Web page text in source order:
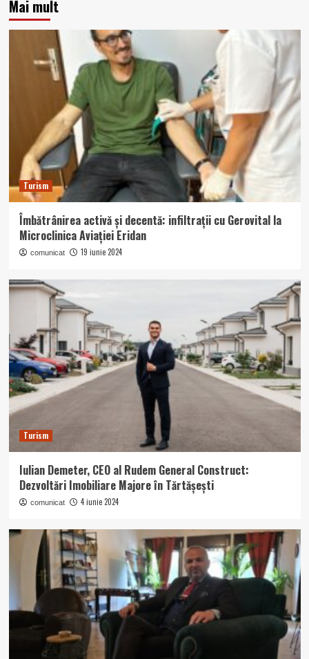
Mai mult
Turism
Îmbătrânirea activă și decentă: infiltrații cu Gerovital la
Microclinica Aviației Eridan
comunicat 19 iunie 2024
Turism
Iulian Demeter, CEO al Rudem General Construct:
Dezvoltări Imobiliare Majore în Tărtășești
comunicat 4 iunie 2024